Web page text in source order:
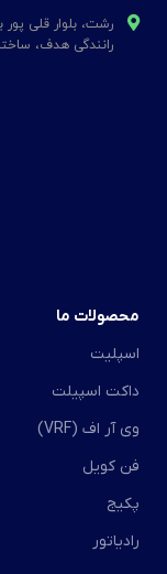
رشت، بلوار قلی
رانندگی هدف،
محصولات ما
اسپلیت
داکت اسپیلت
وی آر اف (VRF)
فن کویل
پکیج
رادیاتور